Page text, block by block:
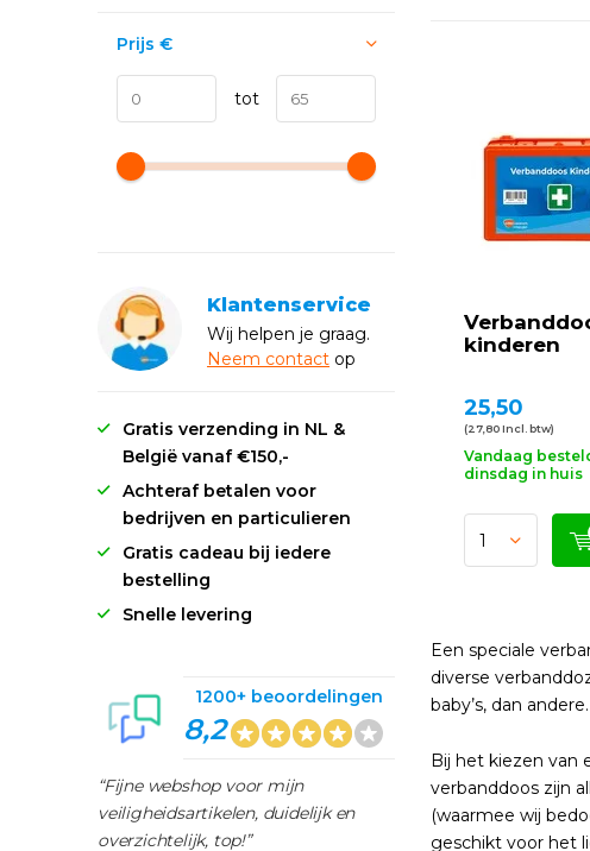
kinderen
25,50
(27,80 Incl. btw)
Vandaag
dinsdag in huis
Een speciale
diverse
baby’s, dan
Bij het kiezen van
verbanddoos zijn
(waarmee wij
geschikt voor het
Prijs €
tot
Klantenservice
Wij helpen je graag.
Neem contact op
Gratis verzending in NL &
België vanaf €150,-
Achteraf betalen voor
bedrijven en particulieren
Gratis cadeau bij iedere
bestelling
Snelle levering
8,2
1200+ beoordelingen
“Fijne webshop voor mijn
veiligheidsartikelen, duidelijk en
overzichtelijk, top!”